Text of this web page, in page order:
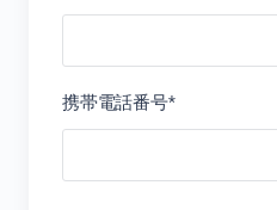
携帯電話番号*